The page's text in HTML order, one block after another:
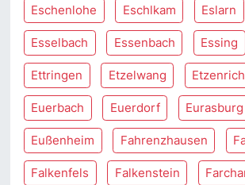
Eschenlohe Eschlkam Eslarn
Esselbach Essenbach Essing
Ettringen Etzelwang
Euerbach Euerdorf Eurasburg
Eußenheim Fahrenzhausen
Falkenfels Falkenstein